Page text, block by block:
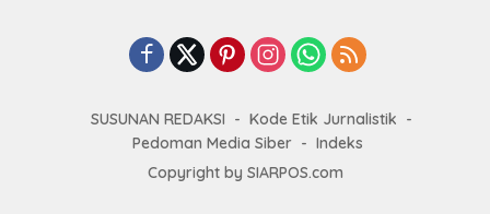
SUSUNAN REDAKSI
Kode Etik Jurnalistik
Pedoman Media Siber
Indeks
Copyright by SIARPOS.com